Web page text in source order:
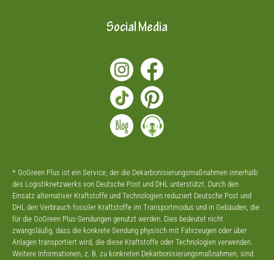
Social Media
* GoGreen Plus ist ein Service, der die Dekarbonisierungsmaßnahmen innerhalb
des Logistiknetzwerks von Deutsche Post und DHL unterstützt. Durch den
Einsatz alternativer Kraftstoffe und Technologien reduziert Deutsche Post und
DHL den Verbrauch fossiler Kraftstoffe im Transportmodus und in Gebäuden, die
für die GoGreen Plus-Sendungen genutzt werden. Dies bedeutet nicht
zwangsläufig, dass die konkrete Sendung physisch mit Fahrzeugen oder über
Anlagen transportiert wird, die diese Kraftstoffe oder Technologien verwenden.
Weitere Informationen, z. B. zu konkreten Dekarbonisierungsmaßnahmen, sind